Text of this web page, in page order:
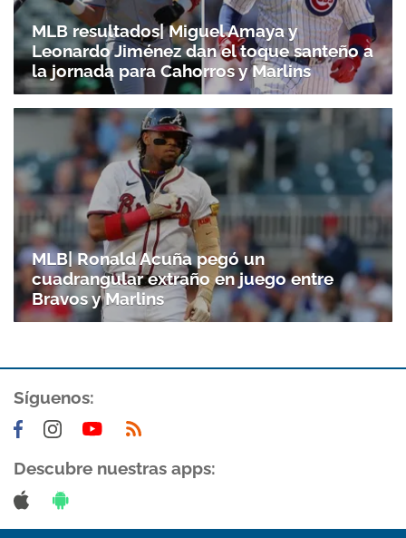
MLB resultados| Miguel Amaya y
Leonardo Jiménez dan el toque santeño a
la jornada para Cahorros y Marlins
MLB| Ronald Acuña pegó un
cuadrangular extraño en juego entre
Bravos y Marlins
Síguenos:
Descubre nuestras apps: